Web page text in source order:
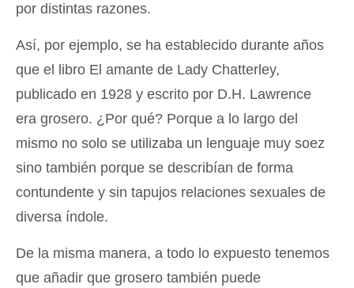
por distintas razones.
Así, por ejemplo, se ha establecido durante años
que el libro El amante de Lady Chatterley,
publicado en 1928 y escrito por D.H. Lawrence
era grosero. ¿Por qué? Porque a lo largo del
mismo no solo se utilizaba un lenguaje muy soez
sino también porque se describían de forma
contundente y sin tapujos relaciones sexuales de
diversa índole.
De la misma manera, a todo lo expuesto tenemos
que añadir que grosero también puede